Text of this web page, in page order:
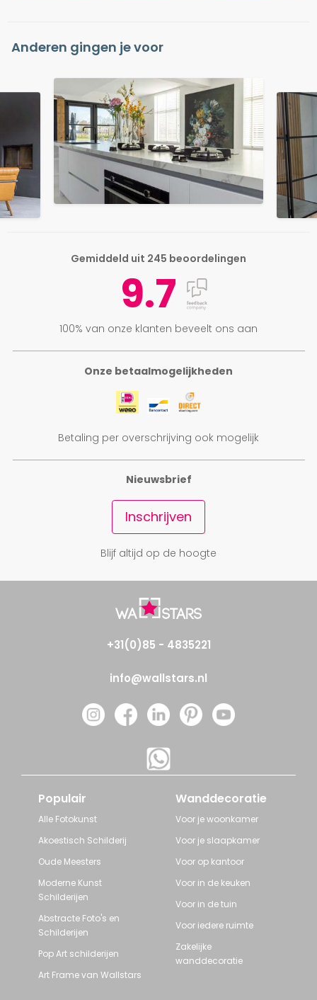
Anderen gingen je voor
Onze betaalmogelijkheden
Betaling per overschrijving ook mogelijk
Gemiddeld uit 245 beoordelingen
9.7
100% van onze klanten beveelt ons aan
Nieuwsbrief
Inschrijven
Blijf altijd op de hoogte
+31(0)85 - 4835221
info@wallstars.nl
Populair
Alle Fotokunst
Akoestisch Schilderij
Oude Meesters
Moderne Kunst
Schilderijen
Abstracte Foto's en
Schilderijen
Pop Art schilderijen
Art Frame van Wallstars
Wanddecoratie
Voor je woonkamer
Voor je slaapkamer
Voor op kantoor
Voor in de keuken
Voor in de tuin
Voor iedere ruimte
Zakelijke
wanddecoratie